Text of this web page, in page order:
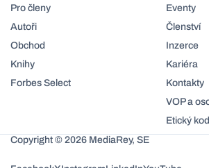
Pro členy
Autoři
Obchod
Knihy
Forbes Select
Eventy
Členství
Inzerce
Kariéra
Kontakty
VOP a
Etický
Copyright © 2026 MediaRey, SE